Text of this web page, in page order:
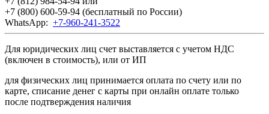
+7 (800) 600-59-94 (бесплатный по России)
WhatsApp: +7-960-241-3522
Для юридических лиц счет выставляется с учетом НДС
(включен в стоимость), или от ИП
для физических лиц принимается оплата по счету или по
карте, списание денег с карты при онлайн оплате только
после подтверждения наличия